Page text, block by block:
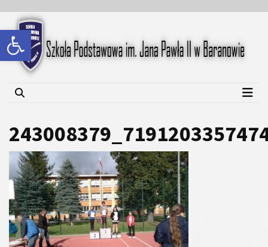
Open toolbar
content
content
Szkoła Podstawowa im.
Jana Pawła II w Baranowie